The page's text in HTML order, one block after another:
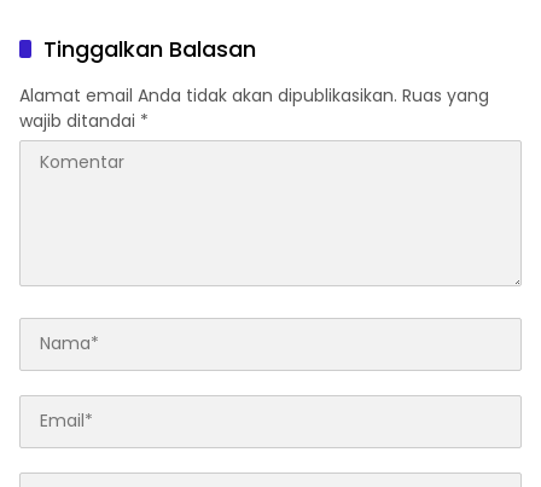
Tinggalkan Balasan
Alamat email Anda tidak akan dipublikasikan. Ruas yang
wajib ditandai *